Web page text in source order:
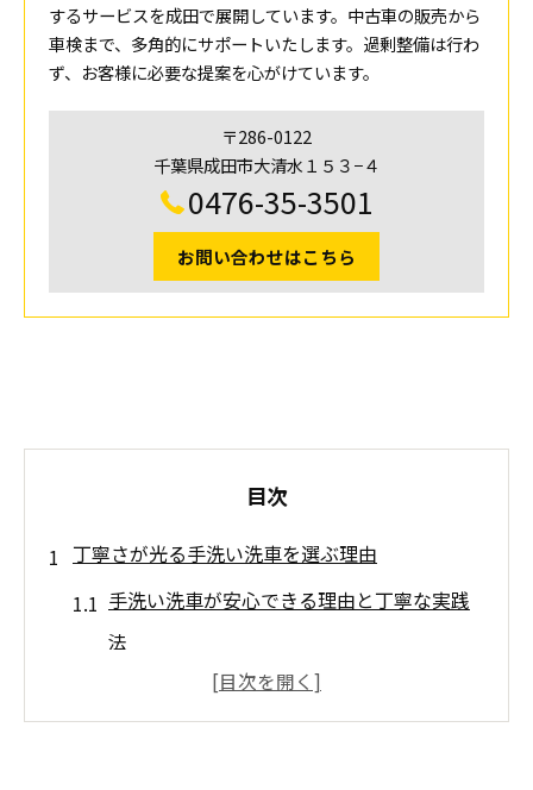
するサービスを成田で展開しています。中古車の販売から
車検まで、多角的にサポートいたします。過剰整備は行わ
ず、お客様に必要な提案を心がけています。
〒286-0122
千葉県成田市大清水１５３−４
0476-35-3501
お問い合わせはこちら
目次
丁寧さが光る手洗い洗車を選ぶ理由
手洗い洗車が安心できる理由と丁寧な実践
法
高評価口コミが語る手洗い洗車の価値